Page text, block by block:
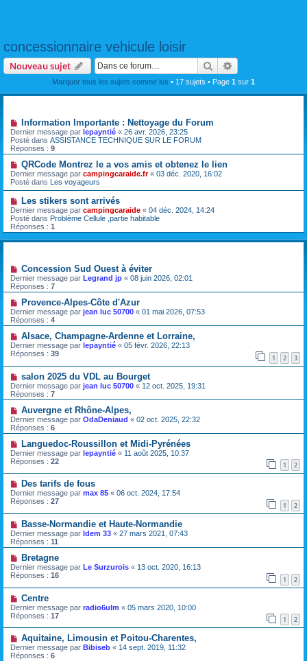
concessionnaire vehicule loisir
Nouveau sujet Rechercher
Marquer tous les sujets comme lus • 17 sujets • Page 1 sur 1
Information Importante : Nettoyage du Forum
Dernier message par lepayntié « 26 avr. 2026, 23:25
Posté dans ASSISTANCE TECHNIQUE SUR LE FORUM
Réponses : 9
QRCode Montrez le a vos amis et obtenez le lien
Dernier message par campingcaraide.fr« 03 déc. 2020, 16:02
Posté dans Les voyageurs
Les stikers sont arrivés
Dernier message par campingcaraide « 04 déc. 2024, 14:24
Posté dans Problème Cellule ,partie habitable
Réponses : 1
Concession Sud Ouest à éviter
Dernier message par Legrand jp « 08 juin 2026, 02:01
Réponses : 7
Provence-Alpes-Côte d'Azur
Dernier message par jean luc 50700 « 01 mai 2026, 07:53
Réponses : 4
Alsace, Champagne-Ardenne et Lorraine,
Dernier message par lepayntié « 05 févr. 2026, 22:13
Réponses : 39 1 2 3
salon 2025 du VDL au Bourget
Dernier message par jean luc 50700 « 12 oct. 2025, 19:31
Réponses : 7
Auvergne et Rhône-Alpes,
Dernier message par OdaDeniaud « 02 oct. 2025, 22:32
Réponses : 6
Languedoc-Roussillon et Midi-Pyrénées
Dernier message par lepayntié « 11 août 2025, 10:37
Réponses : 22 1 2
Des tarifs de fous
Dernier message par max 85 « 06 oct. 2024, 17:54
Réponses : 27 1 2
Basse-Normandie et Haute-Normandie
Dernier message par Idem 33 « 27 mars 2021, 07:43
Réponses : 11
Bretagne
Dernier message par Le Surzurois « 13 oct. 2020, 16:13
Réponses : 16 1 2
Centre
Dernier message par radio6ulm « 05 mars 2020, 10:00
Réponses : 17 1 2
Aquitaine, Limousin et Poitou-Charentes,
Dernier message par Bibiseb « 14 sept. 2019, 11:32
Réponses : 6